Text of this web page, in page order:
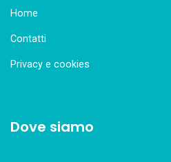
Home
Contatti
Privacy e cookies
Dove siamo